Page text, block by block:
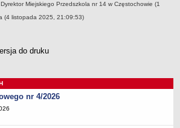
1
5
Miejskiego Przedszkola nr 14 w Częstochowie (1
(4 listopada 2025, 21:09:53)
nr 4/2026